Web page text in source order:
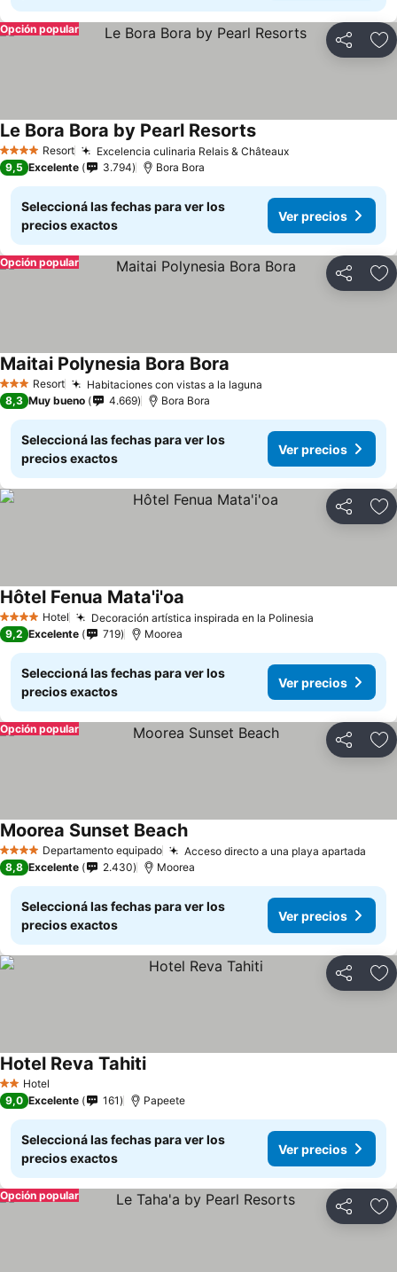
Compartir
Opción popular
4 EstrellasResort Excelencia culinaria Relais & Châteaux
Le Bora Bora by Pearl Resorts
9,5 Excelente 3.794 Bora Bora
Seleccioná las fechas para ver los
precios exactos
Ver precios
Compartir
Opción popular
3 EstrellasResort Habitaciones con vistas a la laguna
Maitai Polynesia Bora Bora
8,3 Muy bueno 4.669 Bora Bora
Seleccioná las fechas para ver los
precios exactos
Ver precios
Compartir
4 EstrellasHotel Decoración artística inspirada en la Polinesia
Hôtel Fenua Mata'i'oa
9,2 Excelente 719 Moorea
Seleccioná las fechas para ver los
precios exactos
Ver precios
Compartir
Opción popular
4 EstrellasDepartamento equipado Acceso directo a una playa apartada
Moorea Sunset Beach
8,8 Excelente 2.430 Moorea
Seleccioná las fechas para ver los
precios exactos
Ver precios
Compartir
2 Estrellas
Hotel
Hotel Reva Tahiti
9,0 Excelente 161 Papeete
Seleccioná las fechas para ver los
precios exactos
Ver precios
Compartir
Opción popular